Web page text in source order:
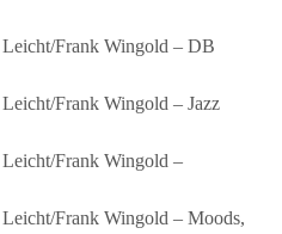
Frank Wingold – DB
Frank Wingold – Jazz
Frank Wingold –
Frank Wingold – Moods,